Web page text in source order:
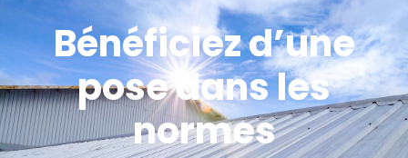
Bénéficiez d’une
pose dans les
normes